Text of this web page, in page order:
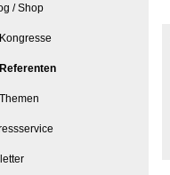
/ Shop
Kongresse
Referenten
Themen